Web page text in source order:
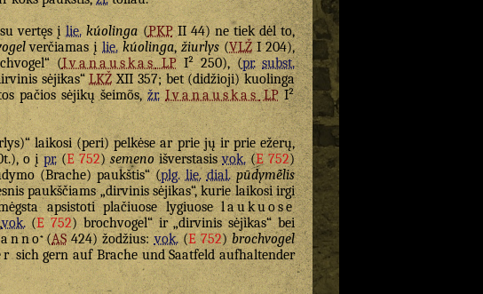
vertęs įlie. kúolinga(PKPII 44) ne tiek dėl to,
verčiamas įlie. kúolinga,žiurlys(VLŽI 204),
(IvanauskasLPI² 250), (pr. subst.
sėjikas“LKŽXII 357; bet (didžioji) kuolinga
pačios sėjikų šeimõs, žr. IvanauskasLPI²
laikosi (peri) pelkėse ar prie jų ir prie ežerų,
o įpr.(E 752)semenoišverstasisvok.(E 752)
(Brache) paukštis“ (plg. lie. dial. pūdymė̃lis
paukščiams „dirvinis sėjikas“, kurie laikosi irgi
apsistoti plačiuose lygiuoselaukuose
vok.(E 752) brochvogel“ ir „dirvinis sėjikas“ bei
(AS424) žodžius:vok.(E 752)brochvogel
sich gern auf Brache und Saatfeld aufhaltender